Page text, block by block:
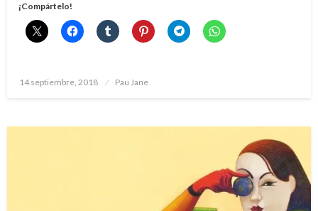
¡Compártelo!
Publicado
14 septiembre, 2018 Pau Jane